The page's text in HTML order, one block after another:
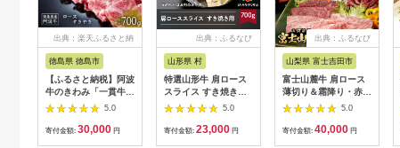
出典：楽天ふるさと納
徳島県 徳島市
【ふるさと納税】阿波
牛のきわみ「一貫牛」
ロース すき焼き 700g
| 阿波牛 国産牛 和牛
牛肉 牛 肉 焼肉 ロー
5.0
寄付金額: 30,000 円
出典：ふるなび
山形県 村
特選山形牛 肩ロース
スライス すき焼き用
700g 牛肉 黒毛和牛
ja-gnksx700
5.0
寄付金額: 23,000 円
出典：ふるなび
山梨県 富士吉田市
富士山麓牛 肩ロース
薄切り＆霜降り・赤身
焼肉セット 牛肉 食べ
比べ 計1.3kg 焼肉 す
き焼き 国産 精肉 冷凍
5.0
寄付金額: 40,000 円